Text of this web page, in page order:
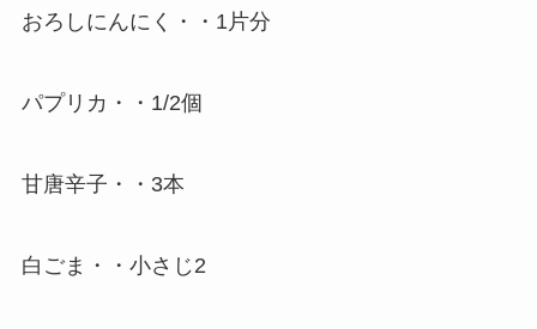
おろしにんにく・・1片分
パプリカ・・1/2個
甘唐辛子・・3本
白ごま・・小さじ2